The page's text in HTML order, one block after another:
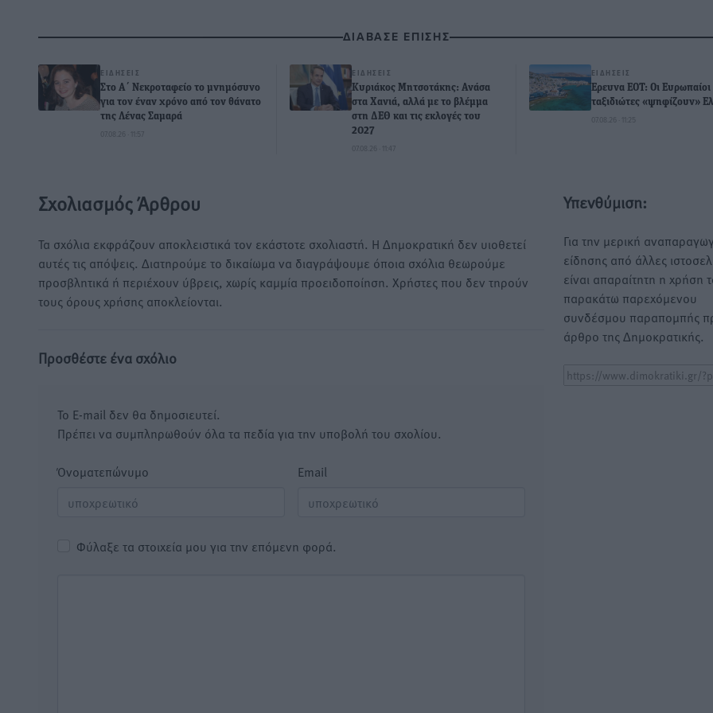
ΔΙΑΒΑΣΕ ΕΠΙΣΗΣ
ΕΙΔΉΣΕΙΣ
Στο Α΄ Νεκροταφείο το μνημόσυνο
για τον έναν χρόνο από τον θάνατο
της Λένας Σαμαρά
07.08.26 · 11:57
ΕΙΔΉΣΕΙΣ
Κυριάκος Μητσοτάκης: Ανάσα
στα Χανιά, αλλά με το βλέμμα
στη ΔΕΘ και τις εκλογές του
2027
07.08.26 · 11:47
ΕΙΔΉΣΕΙΣ
Έρευνα ΕΟΤ: Οι Ευρωπαίοι
ταξιδιώτες «ψηφίζουν»
07.08.26 · 11:25
Σχολιασμός Άρθρου
Τα σχόλια εκφράζουν αποκλειστικά τον εκάστοτε σχολιαστή. Η Δημοκρατική δεν υιοθετεί
αυτές τις απόψεις. Διατηρούμε το δικαίωμα να διαγράψουμε όποια σχόλια θεωρούμε
προσβλητικά ή περιέχουν ύβρεις, χωρίς καμμία προειδοποίηση. Χρήστες που δεν τηρούν
τους όρους χρήσης αποκλείονται.
Προσθέστε ένα σχόλιο
Το E-mail δεν θα δημοσιευτεί.
Πρέπει να συμπληρωθούν όλα τα πεδία για την υποβολή του σχολίου.
Όνοματεπώνυμο Email
Φύλαξε τα στοιχεία μου για την επόμενη φορά.
Υπενθύμιση:
Για την μερική
είδησης από άλλες
είναι απαραίτητη η χρήση
παρακάτω παρεχόμενου
συνδέσμου παραπομπής
άρθρο της Δημοκρατικής.